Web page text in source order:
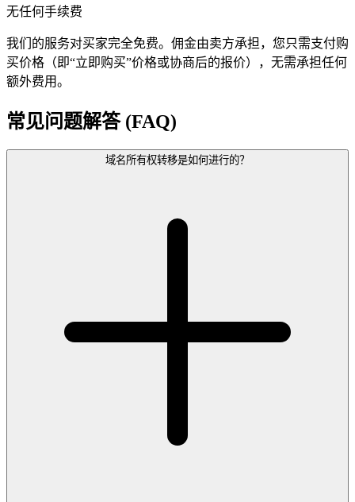
无任何手续费
我们的服务对买家完全免费。佣金由卖方承担，您只需支付购
买价格（即“立即购买”价格或协商后的报价），无需承担任何
额外费用。
常见问题解答 (FAQ)
域名所有权转移是如何进行的？